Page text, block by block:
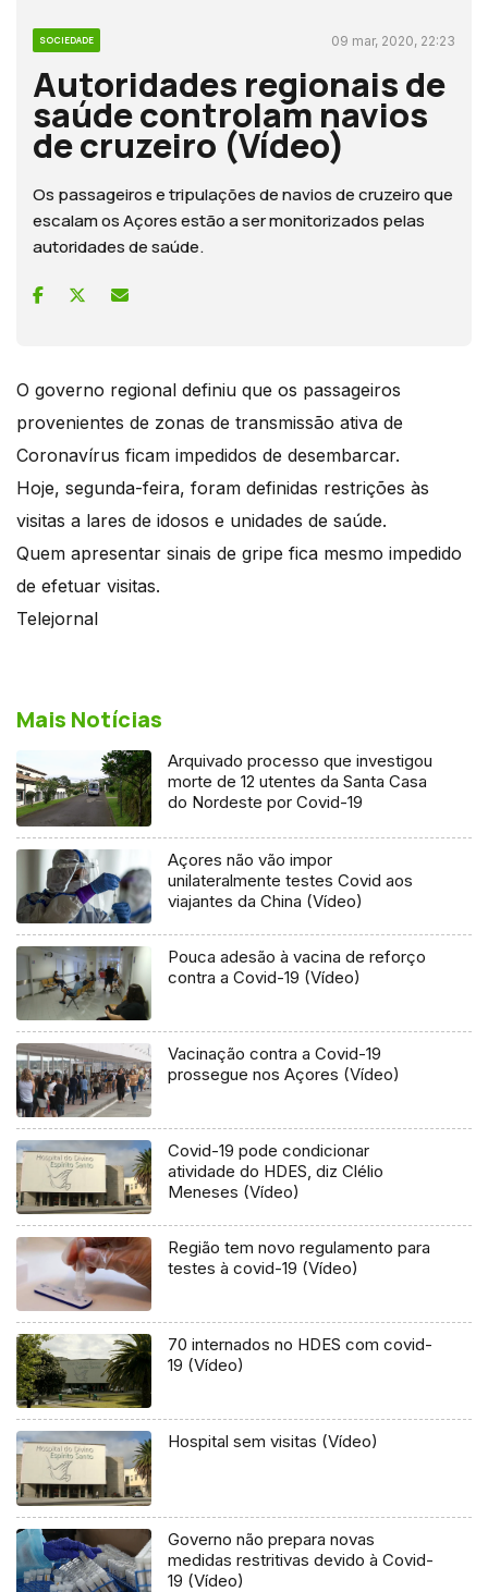
SOCIEDADE 09 mar, 2020, 22:23
Autoridades regionais de
saúde controlam navios
de cruzeiro (Vídeo)
Os passageiros e tripulações de navios de cruzeiro que
escalam os Açores estão a ser monitorizados pelas
autoridades de saúde.
O governo regional definiu que os passageiros
provenientes de zonas de transmissão ativa de
Coronavírus ficam impedidos de desembarcar.
Hoje, segunda-feira, foram definidas restrições às
visitas a lares de idosos e unidades de saúde.
Quem apresentar sinais de gripe fica mesmo impedido
de efetuar visitas.
Telejornal
Mais Notícias
Arquivado processo que investigou
morte de 12 utentes da Santa Casa
do Nordeste por Covid-19
Açores não vão impor
unilateralmente testes Covid aos
viajantes da China (Vídeo)
Pouca adesão à vacina de reforço
contra a Covid-19 (Vídeo)
Vacinação contra a Covid-19
prossegue nos Açores (Vídeo)
Covid-19 pode condicionar
atividade do HDES, diz Clélio
Meneses (Vídeo)
Região tem novo regulamento para
testes à covid-19 (Vídeo)
70 internados no HDES com covid-
19 (Vídeo)
Hospital sem visitas (Vídeo)
Governo não prepara novas
medidas restritivas devido à Covid-
19 (Vídeo)